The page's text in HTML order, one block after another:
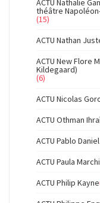
ACTU Nathalie
théâtre
(15)
ACTU Nathan
ACTU New Flore
Kildegaard)
(6)
ACTU Nicolas
ACTU Othman
ACTU Pablo
ACTU Paula
ACTU Philip Kayne